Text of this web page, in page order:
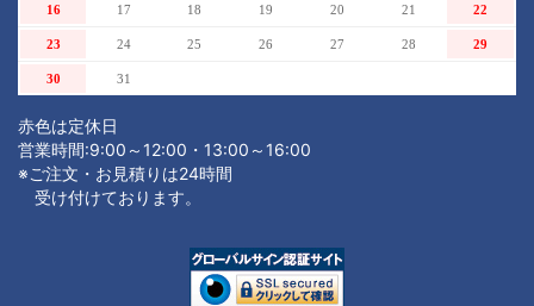
16 17 18 19 20 21 22
23 24 25 26 27 28 29
30 31
赤色は定休日
営業時間:9:00～12:00・13:00～16:00
※ご注文・お見積りは24時間
受け付けております。